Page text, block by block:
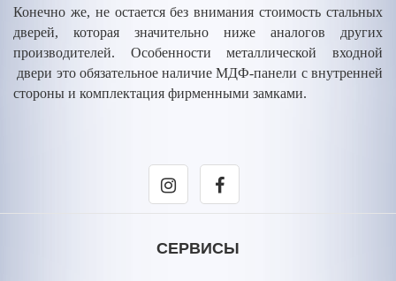
Конечно же, не остается без внимания стоимость стальных
дверей, которая значительно ниже аналогов других
производителей. Особенности металлической входной
двери это обязательное наличие МДФ-панели с внутренней
стороны и комплектация фирменными замками.
СЕРВИСЫ